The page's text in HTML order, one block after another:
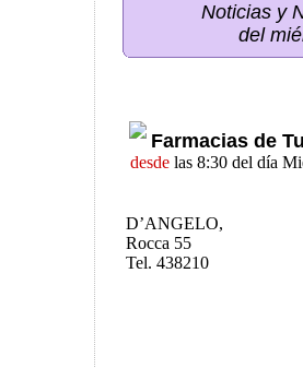
Noticias y
del
Farmacias de
desde las 8:30 del día
D’ANGELO,
Rocca 55
Tel. 438210